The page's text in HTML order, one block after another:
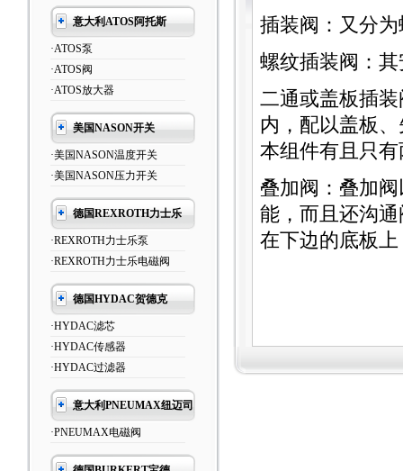
意大利ATOS阿托斯
·ATOS泵
·ATOS阀
·ATOS放大器
美国NASON开关
·美国NASON温度开关
·美国NASON压力开关
德国REXROTH力士乐
·REXROTH力士乐泵
·REXROTH力士乐电磁阀
德国HYDAC贺德克
·HYDAC滤芯
·HYDAC传感器
·HYDAC过滤器
意大利PNEUMAX纽迈司
·PNEUMAX电磁阀
插装阀：又分
螺纹插装阀：
二通或盖板插
内，配以盖板
本组件有且只
叠加阀：叠加
能，而且还沟
在下边的底板